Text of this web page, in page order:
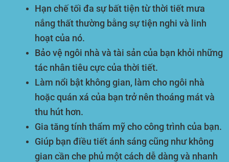
Hạn chế tối đa sự bất tiện từ thời tiết mưa
nắng thất thường bằng sự tiện nghi và linh
hoạt của nó.
Bảo vệ ngôi nhà và tài sản của bạn khỏi những
tác nhân tiêu cực của thời tiết.
Làm nổi bật không gian, làm cho ngôi nhà
hoặc quán xá của bạn trở nên thoáng mát và
thu hút hơn.
Gia tăng tính thẩm mỹ cho công trình của bạn.
Giúp bạn điều tiết ánh sáng cũng như không
gian cần che phủ một cách dễ dàng và nhanh